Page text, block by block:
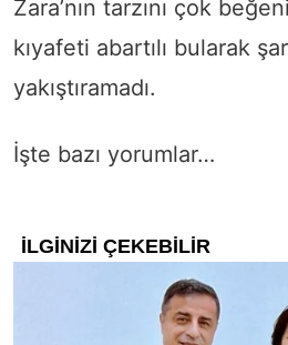
Zara’nın tarzını çok
kıyafeti abartılı bularak
yakıştıramadı.
İşte bazı yorumlar…